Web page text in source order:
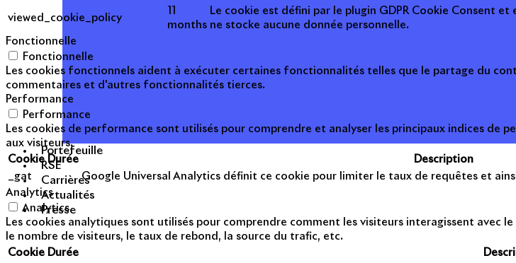
Portefeuille
RSE
Carrières
Actualités
Presse
viewed_cookie_policy
months
Le cookie est défini par le plugin GDPR Cookie Consent
ne stocke aucune donnée personnelle.
Fonctionnelle
Fonctionnelle
Les cookies fonctionnels aident à exécuter certaines fonctionnalités telles que le partage du
commentaires et d'autres fonctionnalités tierces.
Performance
Performance
Les cookies de performance sont utilisés pour comprendre et analyser les principaux indices
aux visiteurs.
Cookie Durée
Description
_gat
Google Universal Analytics définit ce cookie pour limiter le taux de requêtes et
Analytics
Analytics
Les cookies analytiques sont utilisés pour comprendre comment les visiteurs interagissent avec
le nombre de visiteurs, le taux de rebond, la source du trafic, etc.
Cookie Durée